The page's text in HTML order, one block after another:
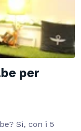
per
Sì, con i 5